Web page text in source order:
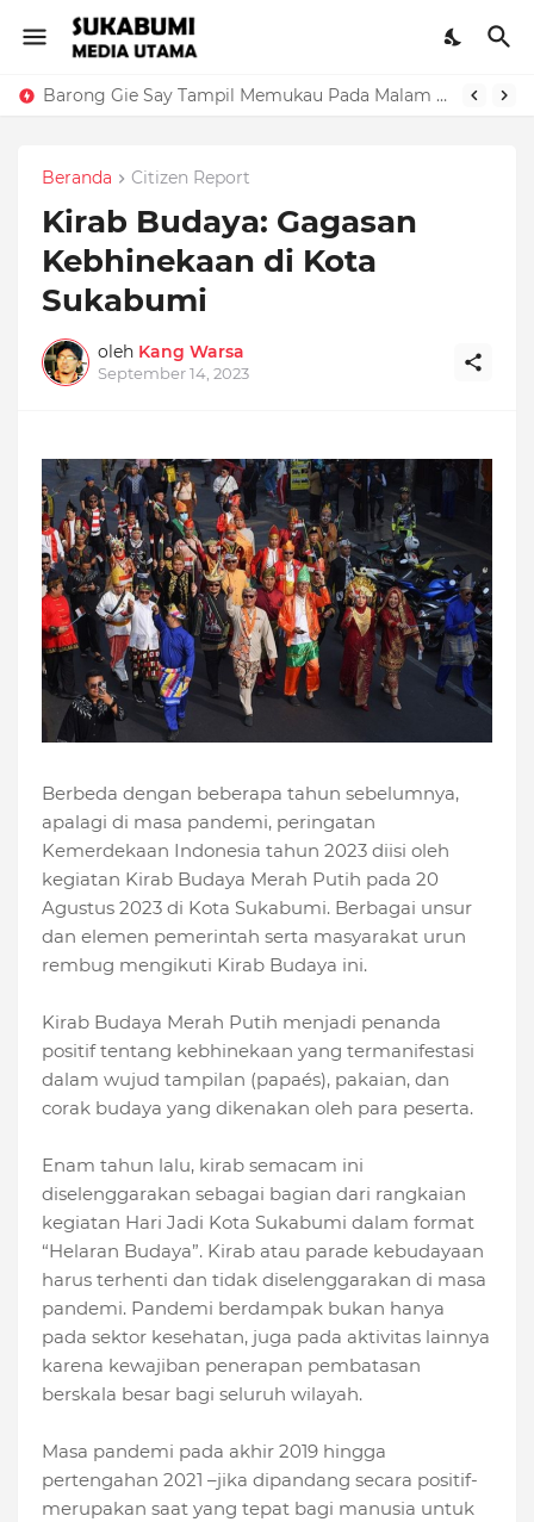
Barong Gie Say Tampil Memukau Pada Malam Imlek di Vihara Widhi Sakti Sukabumi
Beranda Citizen Report
Kirab Budaya: Gagasan
Kebhinekaan di Kota
Sukabumi
oleh Kang Warsa
September 14, 2023
Berbeda dengan beberapa tahun sebelumnya,
apalagi di masa pandemi, peringatan
Kemerdekaan Indonesia tahun 2023 diisi oleh
kegiatan Kirab Budaya Merah Putih pada 20
Agustus 2023 di Kota Sukabumi. Berbagai unsur
dan elemen pemerintah serta masyarakat urun
rembug mengikuti Kirab Budaya ini.
Kirab Budaya Merah Putih menjadi penanda
positif tentang kebhinekaan yang termanifestasi
dalam wujud tampilan (papaés), pakaian, dan
corak budaya yang dikenakan oleh para peserta.
Enam tahun lalu, kirab semacam ini
diselenggarakan sebagai bagian dari rangkaian
kegiatan Hari Jadi Kota Sukabumi dalam format
“Helaran Budaya”. Kirab atau parade kebudayaan
harus terhenti dan tidak diselenggarakan di masa
pandemi. Pandemi berdampak bukan hanya
pada sektor kesehatan, juga pada aktivitas lainnya
karena kewajiban penerapan pembatasan
berskala besar bagi seluruh wilayah.
Masa pandemi pada akhir 2019 hingga
pertengahan 2021 –jika dipandang secara positif-
merupakan saat yang tepat bagi manusia untuk